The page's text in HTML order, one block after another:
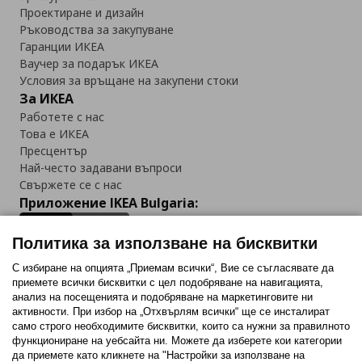
Проектиране и дизайн
Ръководства за закупуване
Гаранции ИКЕА
Ваучер за подарък ИКЕА
Условия за връщане на закупени стоки
За ИКЕА
Работете с нас
Това е ИКЕА
Пресцентър
Най-често задавани въпроси
Свържете се с нас
Приложение IKEA Bulgaria:
Последвайте ни:
FacebookTwitterYoutubePinterestInstagram
Политика за използване на бисквитки
С избиране на опцията „Приемам всички“, Вие се съгласявате да
приемете всички бисквитки с цел подобряване на навигацията,
анализ на посещенията и подобряване на маркетинговите ни
активности. При избор на „Отхвърлям всички“ ще се инсталират
само строго необходимитe бисквитки, които са нужни за правилното
функциониране на уебсайта ни. Можете да изберете кои категории
да приемете като кликнете на "Настройки за използване на